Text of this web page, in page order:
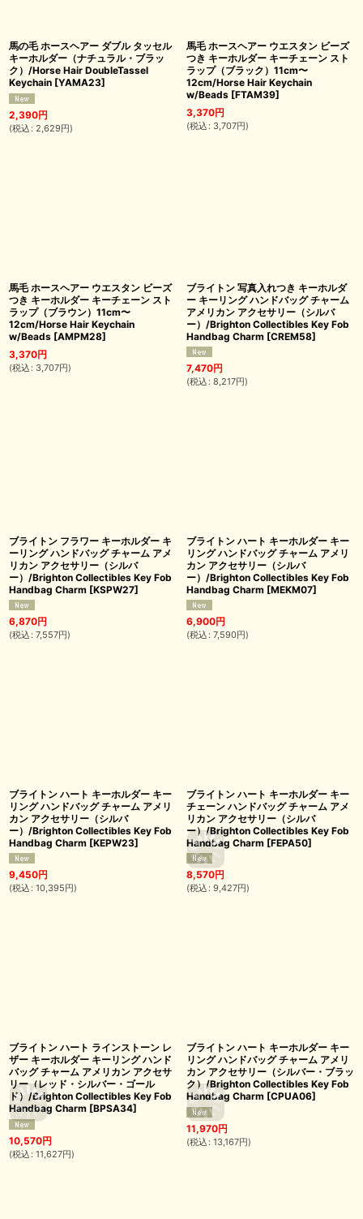
馬の毛 ホースヘアー ダブル タッセル
キーホルダー（ナチュラル・ブラッ
ク）/Horse Hair DoubleTassel
Keychain [YAMA23]
2,390円
(税込 : 2,629円)
馬毛 ホースヘアー ウエスタン ビーズ
つき キーホルダー キーチェーン スト
ラップ（ブラック）11cm〜
12cm/Horse Hair Keychain
w/Beads [FTAM39]
3,370円
(税込 : 3,707円)
馬毛 ホースヘアー ウエスタン ビーズ
つき キーホルダー キーチェーン スト
ラップ（ブラウン）11cm〜
12cm/Horse Hair Keychain
w/Beads [AMPM28]
3,370円
(税込 : 3,707円)
ブライトン 写真入れつき キーホルダ
ー キーリング ハンドバッグ チャーム
アメリカン アクセサリー（シルバ
ー）/Brighton Collectibles Key Fob
Handbag Charm [CREM58]
7,470円
(税込 : 8,217円)
ブライトン フラワー キーホルダー キ
ーリング ハンドバッグ チャーム アメ
リカン アクセサリー（シルバ
ー）/Brighton Collectibles Key Fob
Handbag Charm [KSPW27]
6,870円
(税込 : 7,557円)
ブライトン ハート キーホルダー キー
リング ハンドバッグ チャーム アメリ
カン アクセサリー（シルバ
ー）/Brighton Collectibles Key Fob
Handbag Charm [MEKM07]
6,900円
(税込 : 7,590円)
ブライトン ハート キーホルダー キー
リング ハンドバッグ チャーム アメリ
カン アクセサリー（シルバ
ー）/Brighton Collectibles Key Fob
Handbag Charm [KEPW23]
9,450円
(税込 : 10,395円)
ブライトン ハート キーホルダー キー
チェーン ハンドバッグ チャーム アメ
リカン アクセサリー（シルバ
ー）/Brighton Collectibles Key Fob
Handbag Charm [FEPA50]
8,570円
(税込 : 9,427円)
ブライトン ハート ラインストーン レ
ザー キーホルダー キーリング ハンド
バッグ チャーム アメリカン アクセサ
リー（レッド・シルバー・ゴール
ド）/Brighton Collectibles Key Fob
Handbag Charm [BPSA34]
10,570円
(税込 : 11,627円)
ブライトン ハート キーホルダー キー
リング ハンドバッグ チャーム アメリ
カン アクセサリー（シルバー・ブラッ
ク）/Brighton Collectibles Key Fob
Handbag Charm [CPUA06]
11,970円
(税込 : 13,167円)